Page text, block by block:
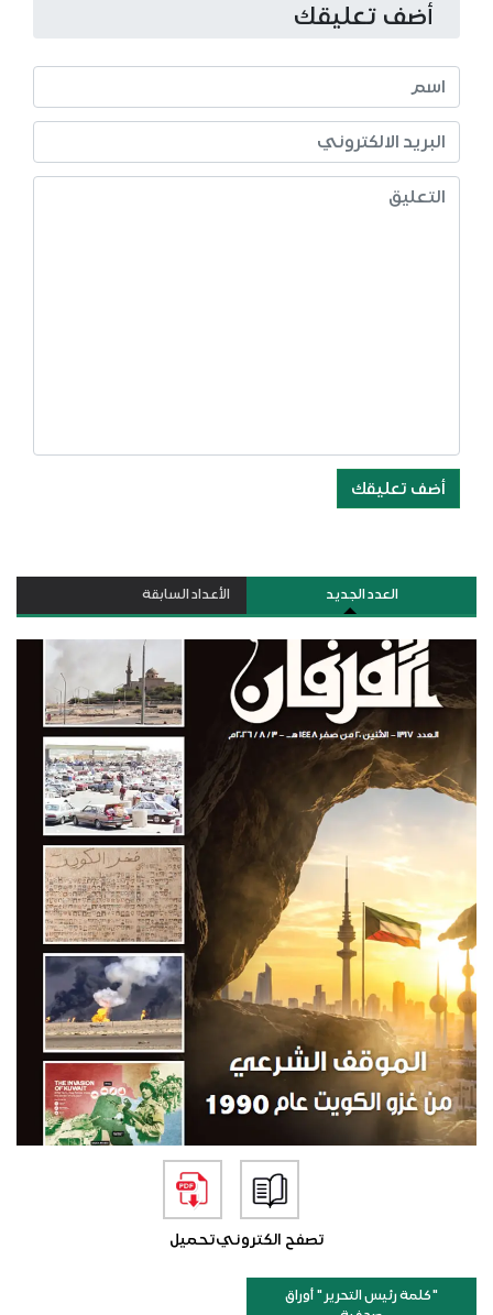
أضف تعليقك
أضف تعليقك
العدد الجديد الأعداد السابقة
تصفح الكترونيتحميل
"كلمة رئيس التحرير " أوراق